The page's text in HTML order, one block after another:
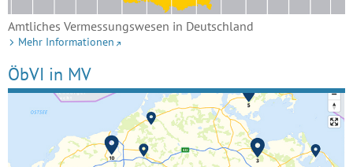
Amtliches Vermessungswesen in Deutschland
Mehr Informationen
ÖbVI in MV